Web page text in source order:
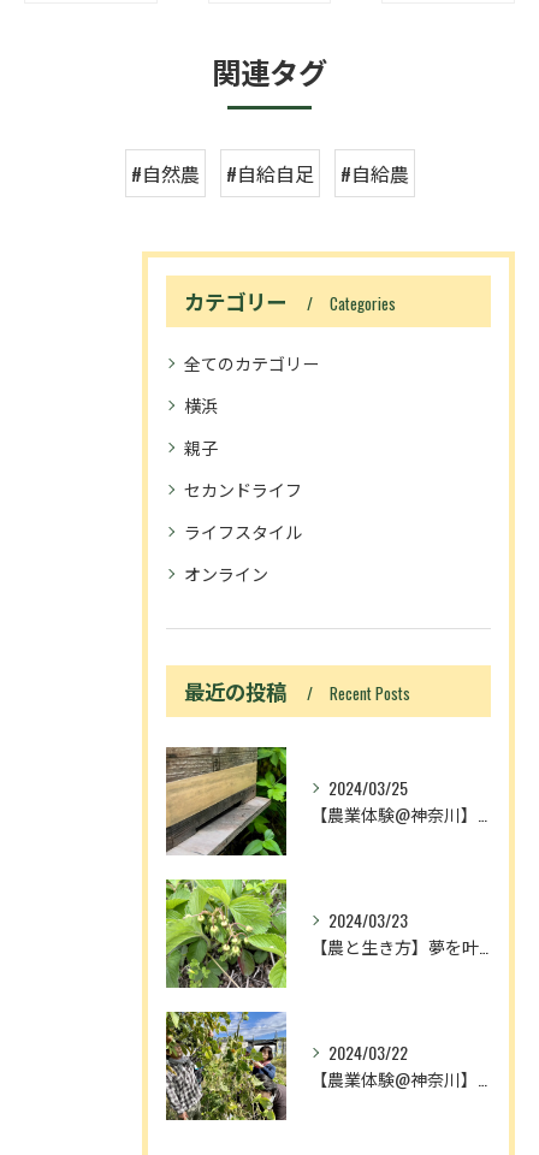
関連タグ
#自然農 #自給自足 #自給農
カテゴリー Categories
全てのカテゴリー
横浜
親子
セカンドライフ
ライフスタイル
オンライン
最近の投稿 Recent Posts
2024/03/25
2024/03/23
2024/03/22